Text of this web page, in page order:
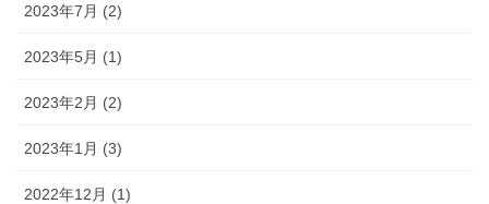
2023年7月 (2)
2023年5月 (1)
2023年2月 (2)
2023年1月 (3)
2022年12月 (1)